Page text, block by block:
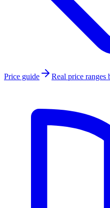
Price guide Real price